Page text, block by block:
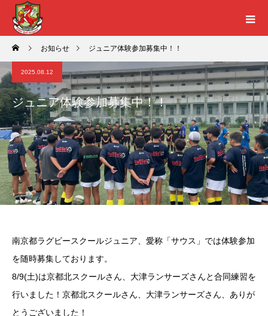
お知らせ ジュニア体験参加募集中！！
2025.08.12
ジュニア体験参加募集中！！
南京都ラグビースクールジュニア、愛称「サウス」では体験参加
を随時募集しております。
8/9(土)は京都北スクールさん、大津ランサーズさんと合同練習を
行いました！京都北スクールさん、大津ランサーズさん、ありが
とうございました！